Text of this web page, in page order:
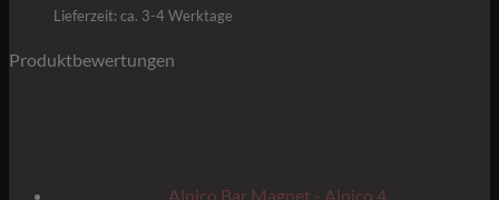
1,00€
Lieferzeit: ca. 3-4 Werktage
Produktbewertungen
Alnico Bar Magnet - Alnico 4